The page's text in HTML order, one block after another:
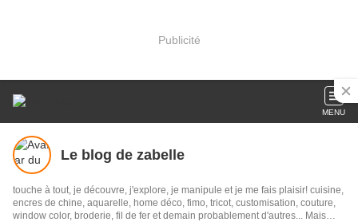
Publicité
MENU
Le blog de zabelle
touche à tout, je découvre, j'explore, je manipule et je me fais plaisir! cuisine,
encres de chine, aquarelle, home déco, fimo, tricot, customisation, couture,
window color, broderie, fil de fer et demain probablement d'autres... Mais